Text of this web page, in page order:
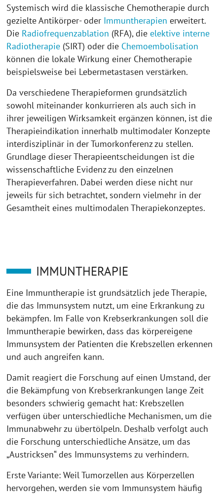
Systemisch wird die klassische Chemotherapie durch
gezielte Antikörper- oder Immuntherapien erweitert.
Die Radiofrequenzablation (RFA), dieelektive interne
Radiotherapie (SIRT) oder die Chemoembolisation
können die lokale Wirkung einer Chemotherapie
beispielsweise bei Lebermetastasen verstärken.
Da verschiedene Therapieformen grundsätzlich
sowohl miteinander konkurrieren als auch sich in
ihrer jeweiligen Wirksamkeit ergänzen können, ist die
Therapieindikation innerhalb multimodaler Konzepte
interdisziplinär in der Tumorkonferenz zu stellen.
Grundlage dieser Therapieentscheidungen ist die
wissenschaftliche Evidenz zu den einzelnen
Therapieverfahren. Dabei werden diese nicht nur
jeweils für sich betrachtet, sondern vielmehr in der
Gesamtheit eines multimodalen Therapiekonzeptes.
IMMUNTHERAPIE
Eine Immuntherapie ist grundsätzlich jede Therapie,
die das Immunsystem nutzt, um eine Erkrankung zu
bekämpfen. Im Falle von Krebserkrankungen soll die
Immuntherapie bewirken, dass das körpereigene
Immunsystem der Patienten die Krebszellen erkennen
und auch angreifen kann.
Damit reagiert die Forschung auf einen Umstand, der
die Bekämpfung von Krebserkrankungen lange Zeit
besonders schwierig gemacht hat: Krebszellen
verfügen über unterschiedliche Mechanismen, um die
Immunabwehr zu übertölpeln. Deshalb verfolgt auch
die Forschung unterschiedliche Ansätze, um das
„Austricksen“ des Immunsystems zu verhindern.
Erste Variante: Weil Tumorzellen aus Körperzellen
hervorgehen, werden sie vom Immunsystem häufig